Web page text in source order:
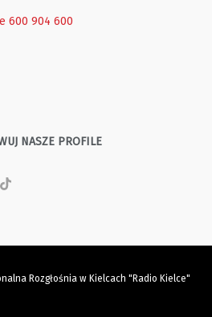
600 904 600
NASZE PROFILE
Rozgłośnia w Kielcach "Radio Kielce"